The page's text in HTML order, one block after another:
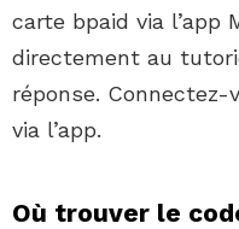
carte bpaid via l’app
directement au
réponse.
via l’app.
Où trouver le